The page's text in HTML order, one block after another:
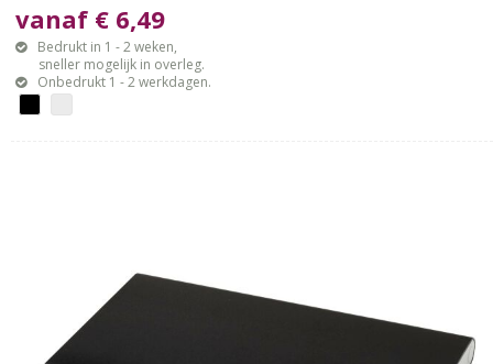
vanaf € 6,49
Bedrukt in 1 - 2 weken,
sneller mogelijk in overleg.
Onbedrukt 1 - 2 werkdagen.